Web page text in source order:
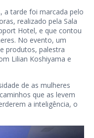
a tarde foi marcada pelo
realizado pela Sala
Hotel, e que contou
No evento, um
produtos, palestra
Lilian Koshiyama e
de as mulheres
que as levem
a inteligência, o